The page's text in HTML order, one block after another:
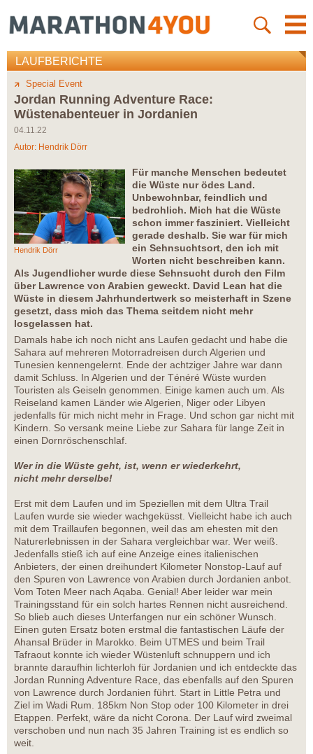
LAUFBERICHTE
Special Event
Jordan Running Adventure Race:
Wüstenabenteuer in Jordanien
04.11.22
Autor: Hendrik Dörr
Hendrik Dörr
Für manche Menschen bedeutet
die Wüste nur ödes Land.
Unbewohnbar, feindlich und
bedrohlich. Mich hat die Wüste
schon immer fasziniert. Vielleicht
gerade deshalb. Sie war für mich
ein Sehnsuchtsort, den ich mit
Worten nicht beschreiben kann.
Als Jugendlicher wurde diese Sehnsucht durch den Film
über Lawrence von Arabien geweckt. David Lean hat die
Wüste in diesem Jahrhundertwerk so meisterhaft in Szene
gesetzt, dass mich das Thema seitdem nicht mehr
losgelassen hat.
Damals habe ich noch nicht ans Laufen gedacht und habe die
Sahara auf mehreren Motorradreisen durch Algerien und
Tunesien kennengelernt. Ende der achtziger Jahre war dann
damit Schluss. In Algerien und der Ténéré Wüste wurden
Touristen als Geiseln genommen. Einige kamen auch um. Als
Reiseland kamen Länder wie Algerien, Niger oder Libyen
jedenfalls für mich nicht mehr in Frage. Und schon gar nicht mit
Kindern. So versank meine Liebe zur Sahara für lange Zeit in
einen Dornröschenschlaf.
Wer in die Wüste geht, ist, wenn er wiederkehrt,
nicht mehr derselbe!
Erst mit dem Laufen und im Speziellen mit dem Ultra Trail
Laufen wurde sie wieder wachgeküsst. Vielleicht habe ich auch
mit dem Traillaufen begonnen, weil das am ehesten mit den
Naturerlebnissen in der Sahara vergleichbar war. Wer weiß.
Jedenfalls stieß ich auf eine Anzeige eines italienischen
Anbieters, der einen dreihundert Kilometer Nonstop-Lauf auf
den Spuren von Lawrence von Arabien durch Jordanien anbot.
Vom Toten Meer nach Aqaba. Genial! Aber leider war mein
Trainingsstand für ein solch hartes Rennen nicht ausreichend.
So blieb auch dieses Unterfangen nur ein schöner Wunsch.
Einen guten Ersatz boten erstmal die fantastischen Läufe der
Ahansal Brüder in Marokko. Beim UTMES und beim Trail
Tafraout konnte ich wieder Wüstenluft schnuppern und ich
brannte daraufhin lichterloh für Jordanien und ich entdeckte das
Jordan Running Adventure Race, das ebenfalls auf den Spuren
von Lawrence durch Jordanien führt. Start in Little Petra und
Ziel im Wadi Rum. 185km Non Stop oder 100 Kilometer in drei
Etappen. Perfekt, wäre da nicht Corona. Der Lauf wird zweimal
verschoben und nun nach 35 Jahren Training ist es endlich so
weit.